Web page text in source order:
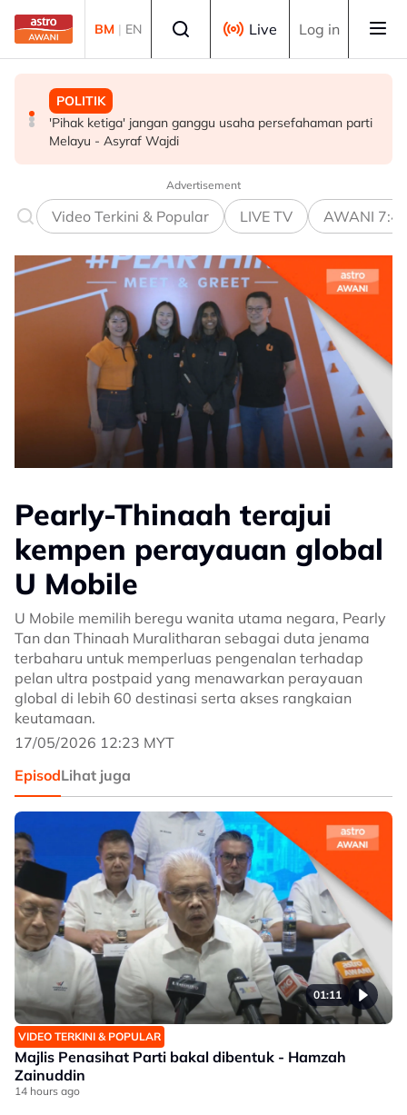
Skip to main content
BM | EN Live Log in
POLITIK
'Pihak ketiga' jangan ganggu usaha persefahaman parti
Melayu - Asyraf Wajdi
MALAYSIA
RCI Tabung Haji: SPRM, PDRM, LHDN mula 'gempur'
individu terlibat siasatan
MALAYSIA
Isu dadah juruterbang: AADK sokong tindakan tegas
MAG, tawar kepakaran pemeriksaan ketat
Advertisement
Video Terkini & Popular LIVE TV AWANI
Pearly-Thinaah terajui
kempen perayauan global
U Mobile
U Mobile memilih beregu wanita utama negara, Pearly
Tan dan Thinaah Muralitharan sebagai duta jenama
terbaharu untuk memperluas pengenalan terhadap
pelan ultra postpaid yang menawarkan perayauan
global di lebih 60 destinasi serta akses rangkaian
keutamaan.
17/05/2026 12:23 MYT
EpisodLihat juga
01:11
VIDEO TERKINI & POPULAR
Majlis Penasihat Parti bakal dibentuk - Hamzah
Zainuddin
14 hours ago